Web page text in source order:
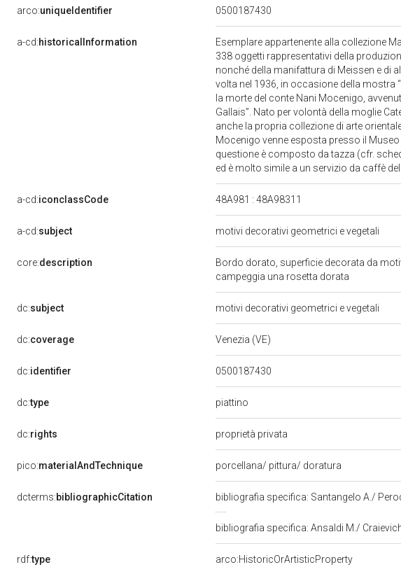
arco:uniqueIdentifier 0500187430
a-cd:historicalInformation
Esemplare appartenente alla collezione
338 oggetti rappresentativi della
nonché della manifattura di Meissen e di
volta nel 1936, in occasione della mostra
la morte del conte Nani Mocenigo,
Gallais”. Nato per volontà della moglie
anche la propria collezione di arte
Mocenigo venne esposta presso il
questione è composto da tazza (cfr.
ed è molto simile a un servizio da caffè
a-cd:iconclassCode 48A981 : 48A98311
a-cd:subject motivi decorativi geometrici e vegetali
core:description
Bordo dorato, superficie decorata da
campeggia una rosetta dorata
dc:subject motivi decorativi geometrici e vegetali
dc:coverage Venezia (VE)
dc:identifier 0500187430
dc:type piattino
dc:rights proprietà privata
pico:materialAndTechnique porcellana/ pittura/ doratura
dcterms:bibliographicCitation bibliografia specifica: Santangelo A./
bibliografia specifica: Ansaldi M./
rdf:type
arco:HistoricOrArtisticProperty